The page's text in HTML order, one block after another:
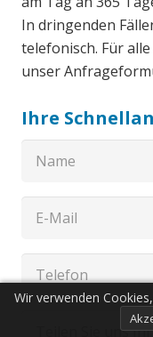
In dringenden Fällen
telefonisch. Für
unser
Ihre
Wir verwenden